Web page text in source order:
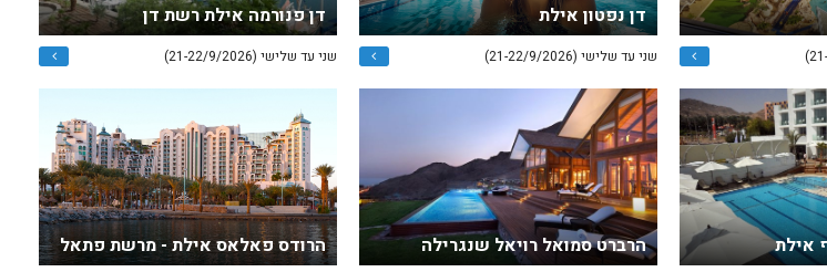
דן נפטון אילת
שני עד שלישי (21-22/9/2026)
דן פנורמה אילת רשת דן
שני עד שלישי (21-22/9/2026)
אילת הרברט סמואל רויאל שנגרילה הרודס פאלאס אילת - מרשת פתאל